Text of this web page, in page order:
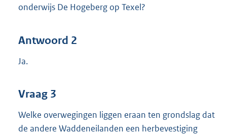
onderwijs De Hogeberg op Texel?
Antwoord 2
Ja.
Vraag 3
Welke overwegingen liggen eraan ten grondslag dat
de andere Waddeneilanden een herbevestiging